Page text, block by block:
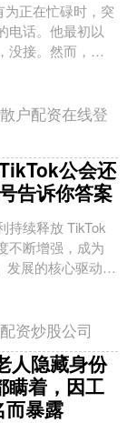
为正在忙碌时，突
电话。他最初以
没接。然而，电
然想起自己曾
散户配资在线登
公会还
告诉你答案
持续释放 TikTok
不断增强，成为
发展的核心驱动
多项扶持政策，
配资炒股公司
人隐藏身份
瞒着，因工
而暴露